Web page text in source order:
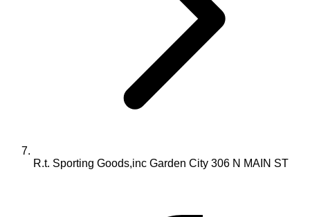
R.t. Sporting Goods,inc Garden City 306 N MAIN ST